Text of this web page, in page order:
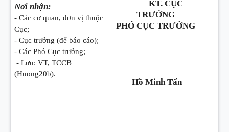
Nơi nhận:
- Các cơ quan, đơn vị thuộc
Cục;
- Cục trưởng (để báo cáo);
- Các Phó Cục trưởng;
- Lưu: VT, TCCB
(Huong20b).
KT. CỤC
TRƯỞNG
PHÓ CỤC TRƯỞNG
Hồ Minh Tấn